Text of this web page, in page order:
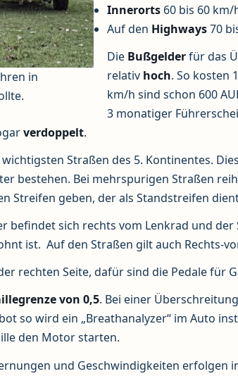
in
Innerorts 60 bis 60
Auf den Highways70
Die Bußgelderfür das
relativ hoch. So kosten
km/h sind schon 600
3 monatiger
verdoppelt.
Straßen des 5. Kontinentes.
bestehen. Bei mehrspurigen Straßen
Streifen geben, der als Standstreifen
befindet sich rechts vom Lenkrad und
ist. Auf den Straßen gilt auch Rechts-
rechten Seite, dafür sind die Pedale für
von 0,5. Bei einer
so wird ein „Breathanalyzer“ im Auto
den Motor starten.
und Geschwindigkeiten erfolgen